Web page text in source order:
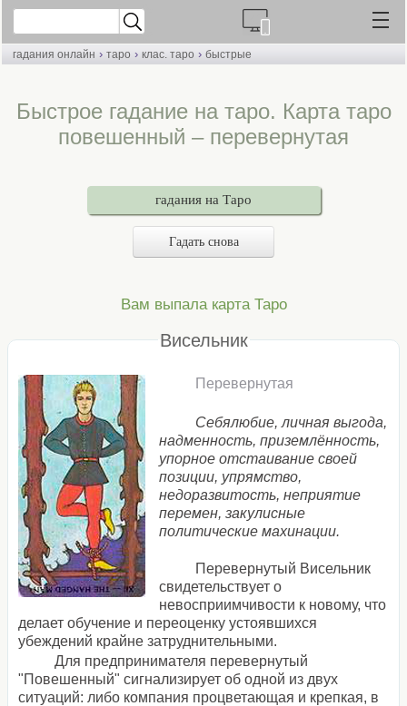
гадания онлайн › таро › клас. таро › быстрые
Быстрое гадание на таро. Карта таро
повешенный – перевернутая
гадания на Таро
Гадать снова
Вам выпала карта Таро
Висельник
Перевернутая
Себялюбие, личная выгода,
надменность, приземлённость,
упорное отстаивание своей
позиции, упрямство,
недоразвитость, неприятие
перемен, закулисные
политические махинации.
Перевернутый Висельник
свидетельствует о
невосприимчивости к новому, что
делает обучение и переоценку устоявшихся
убеждений крайне затруднительными.
Для предпринимателя перевернутый
"Повешенный" сигнализирует об одной из двух
ситуаций: либо компания процветающая и крепкая, в